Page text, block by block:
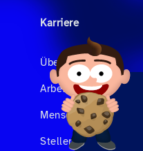
Karriere
Über uns
Arbeiten bei Hahnair
Menschen bei Hahnair
Stellenangebote